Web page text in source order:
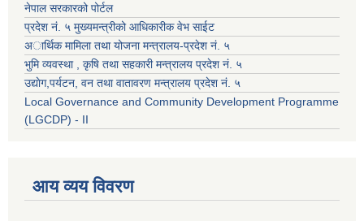
नेपाल सरकारको पोर्टल
प्रदेश नं. ५ मुख्यमन्त्रीको आधिकारीक वेभ साईट
अार्थिक मामिला तथा योजना मन्त्रालय-प्रदेश नं. ५
भुमि व्यवस्था , कृषि तथा सहकारी मन्त्रालय प्रदेश नं. ५
उद्याेग,पर्यटन, वन तथा वातावरण मन्त्रालय प्रदेश नं. ५
Local Governance and Community Development Programme
(LGCDP) - II
आय व्यय विवरण